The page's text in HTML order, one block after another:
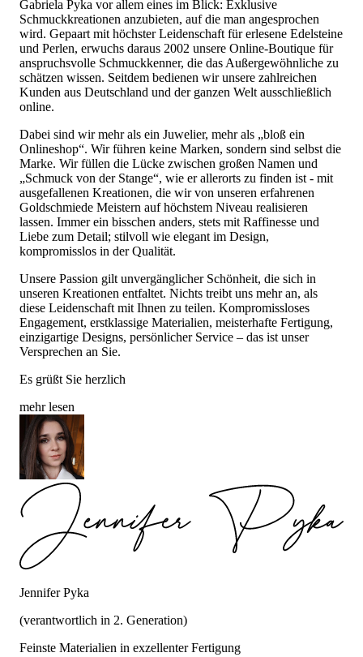
Gabriela Pyka vor allem eines im Blick: Exklusive
Schmuckkreationen anzubieten, auf die man angesprochen
wird. Gepaart mit höchster Leidenschaft für erlesene Edelsteine
und Perlen, erwuchs daraus 2002 unsere Online-Boutique für
anspruchsvolle Schmuckkenner, die das Außergewöhnliche zu
schätzen wissen. Seitdem bedienen wir unsere zahlreichen
Kunden aus Deutschland und der ganzen Welt ausschließlich
online.
Dabei sind wir mehr als ein Juwelier, mehr als „bloß ein
Onlineshop“. Wir führen keine Marken, sondern sind selbst die
Marke. Wir füllen die Lücke zwischen großen Namen und
„Schmuck von der Stange“, wie er allerorts zu finden ist - mit
ausgefallenen Kreationen, die wir von unseren erfahrenen
Goldschmiede Meistern auf höchstem Niveau realisieren
lassen. Immer ein bisschen anders, stets mit Raffinesse und
Liebe zum Detail; stilvoll wie elegant im Design,
kompromisslos in der Qualität.
Unsere Passion gilt unvergänglicher Schönheit, die sich in
unseren Kreationen entfaltet. Nichts treibt uns mehr an, als
diese Leidenschaft mit Ihnen zu teilen. Kompromissloses
Engagement, erstklassige Materialien, meisterhafte Fertigung,
einzigartige Designs, persönlicher Service – das ist unser
Versprechen an Sie.
Es grüßt Sie herzlich
mehr lesen
Jennifer Pyka
(verantwortlich in 2. Generation)
Feinste Materialien in exzellenter Fertigung